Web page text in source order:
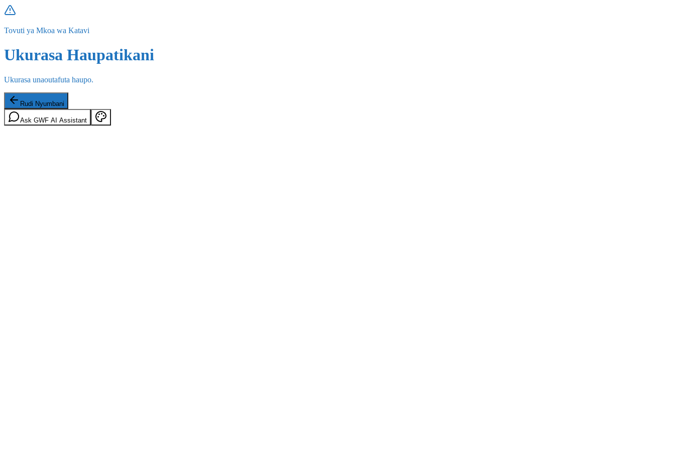
Tovuti ya Mkoa wa Katavi
Ukurasa Haupatikani
Ukurasa unaoutafuta haupo.
Rudi Nyumbani
Ask GWF AI Assistant